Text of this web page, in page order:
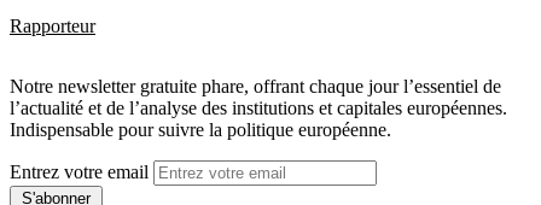
Rapporteur
Notre newsletter gratuite phare, offrant chaque jour l’essentiel de
l’actualité et de l’analyse des institutions et capitales européennes.
Indispensable pour suivre la politique européenne.
Entrez votre email
S'abonner